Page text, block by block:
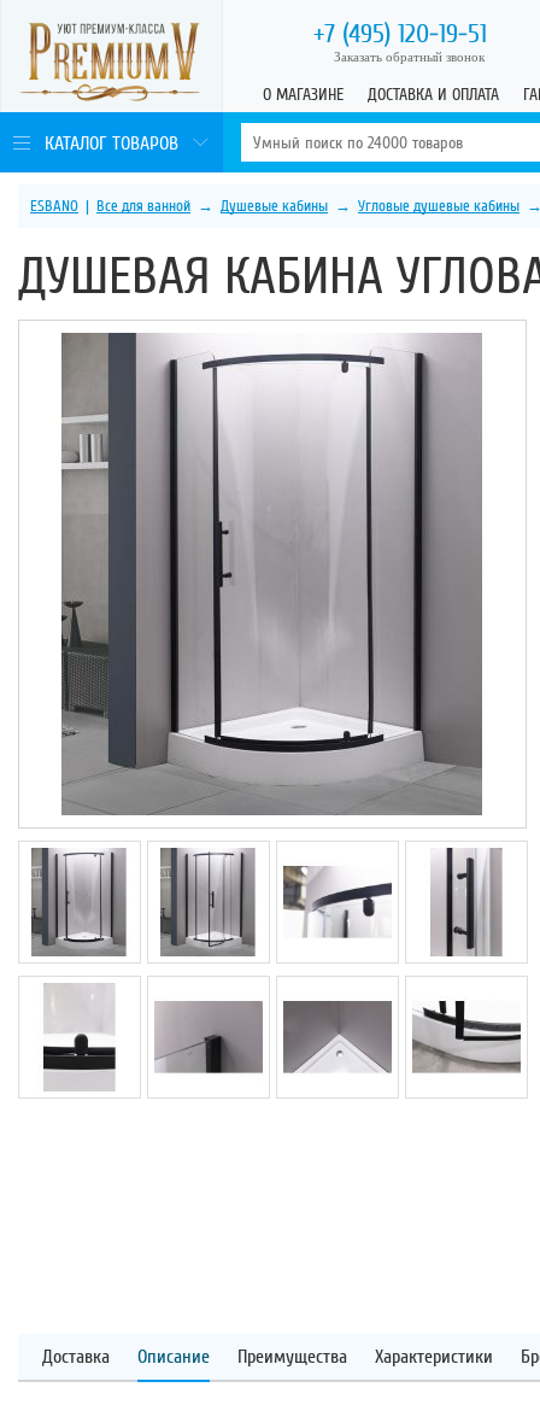
+7 (495) 120-19-51
Заказать обратный звонок
О МАГАЗИНЕ ДОСТАВКА И ОПЛАТА
КАТАЛОГ ТОВАРОВ
ESBANO | Все для ванной → Душевые кабины → Угловые душевые кабины
ДУШЕВАЯ КАБИНА
Доставка Описание Преимущества Характеристики